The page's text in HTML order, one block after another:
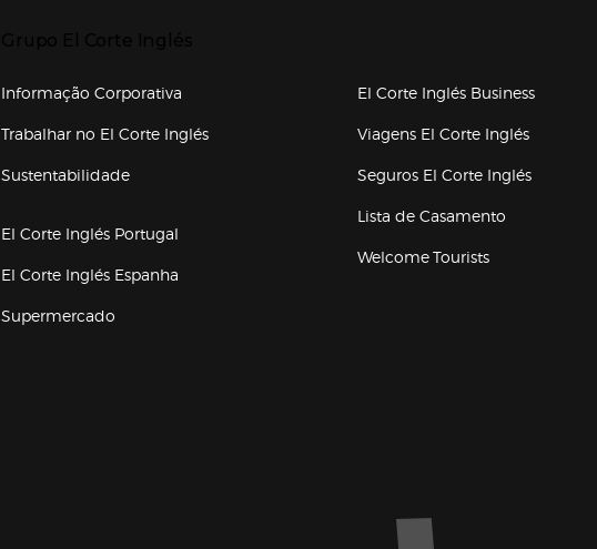
Informação Corporativa
Trabalhar no El Corte Inglés(abre en nueva ventana)
Sustentabilidade
El Corte Inglés Portugal
El Corte Inglés Espanha
Supermercado
El Corte Inglés Business
Viagens El Corte Inglés(abre en
Seguros El Corte Inglés(abre en
Lista de Casamento
Welcome Tourists
Marca El Corte Inglés